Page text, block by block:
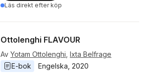
Läs direkt efter köp
Ottolenghi FLAVOUR
Av Yotam Ottolenghi Ixta Belfrage
E-bok
Engelska 2020